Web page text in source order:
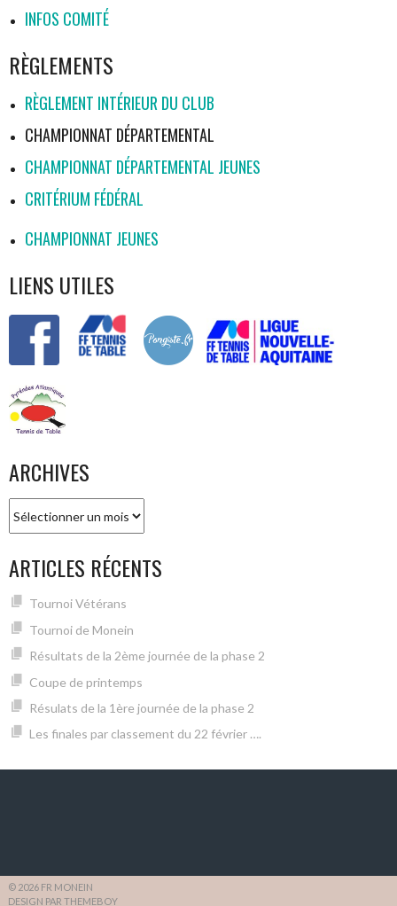
INFOS COMITÉ
RÈGLEMENTS
RÈGLEMENT INTÉRIEUR DU CLUB
CHAMPIONNAT DÉPARTEMENTAL
CHAMPIONNAT DÉPARTEMENTAL JEUNES
CRITÉRIUM FÉDÉRAL
CHAMPIONNAT JEUNES
LIENS UTILES
ARCHIVES
ARTICLES RÉCENTS
Tournoi Vétérans
Tournoi de Monein
Résultats de la 2ème journée de la phase 2
Coupe de printemps
Résulats de la 1ère journée de la phase 2
Les finales par classement du 22 février ….
© 2026 FR MONEIN
DESIGN PAR THEMEBOY